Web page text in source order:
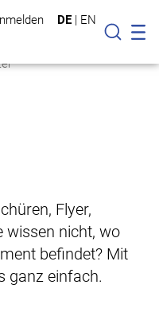
DE | EN
Suche
Flyer,
wissen nicht, wo
befindet? Mit
ganz einfach.